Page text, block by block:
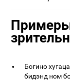
Богино
бидэнд ном